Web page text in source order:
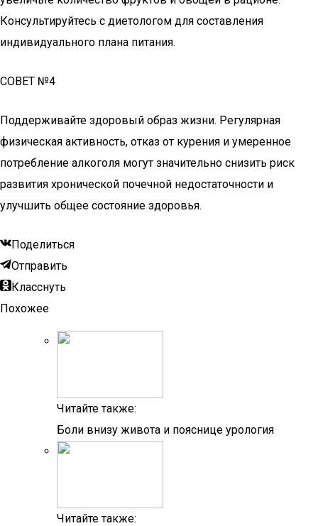
Консультируйтесь с диетологом для составления
индивидуального плана питания.
СОВЕТ №4
Поддерживайте здоровый образ жизни. Регулярная
физическая активность, отказ от курения и умеренное
потребление алкоголя могут значительно снизить риск
развития хронической почечной недостаточности и
улучшить общее состояние здоровья.
Поделиться
Отправить
Класснуть
Похожее
Читайте также:
Боли внизу живота и пояснице урология
Читайте также: